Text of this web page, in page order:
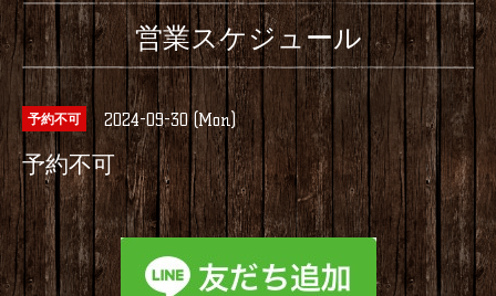
営業スケジュール
予約不可 2024-09-30 (Mon)
予約不可